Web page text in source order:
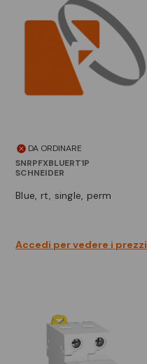
DA ORDINARE
SNRPFXBLUERT1P
SCHNEIDER
blue, rt, single, perm
Accedi per vedere i prezzi